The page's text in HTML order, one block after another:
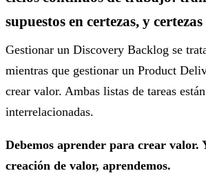
supuestos en certezas, y
Gestionar un Discovery Backlog se
mientras que gestionar un Product
crear valor. Ambas listas de tareas
interrelacionadas.
Debemos aprender para crear valor.
creación de valor, aprendemos.